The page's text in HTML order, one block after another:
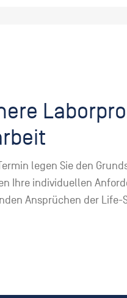
legen Sie den
Ihre individuellen
Ansprüchen der